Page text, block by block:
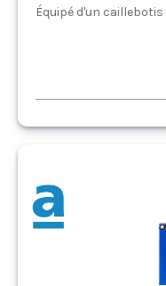
Équipé d'un caillebotis